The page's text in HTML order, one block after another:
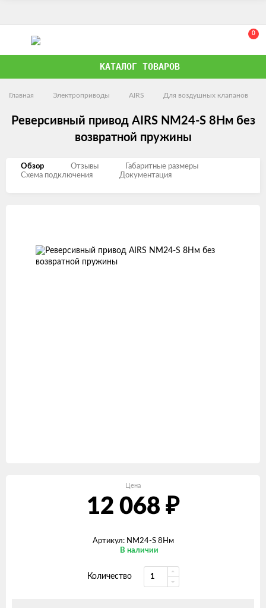
0
КАТАЛОГ ТОВАРОВ
Главная Электроприводы AIRS Для воздушных клапанов
Реверсивный привод AIRS NM24-S 8Нм без
возвратной пружины
Обзор Отзывы
Габаритные размеры
Схема подключения
Документация
Цена
12 068 ₽
Артикул: NM24-S 8Нм
В наличии
Количество